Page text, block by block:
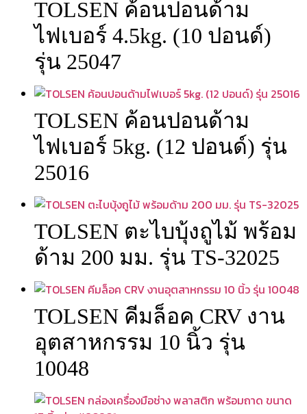
TOLSEN ค้อนปอนด้าม
ไฟเบอร์ 4.5kg. (10 ปอนด์)
รุ่น 25047
TOLSEN ค้อนปอนด้าม
ไฟเบอร์ 5kg. (12 ปอนด์) รุ่น
25016
TOLSEN ตะไบบุ้งถูไม้ พร้อม
ด้าม 200 มม. รุ่น TS-32025
TOLSEN คีมล็อค CRV งาน
อุตสาหกรรม 10 นิ้ว รุ่น
10048